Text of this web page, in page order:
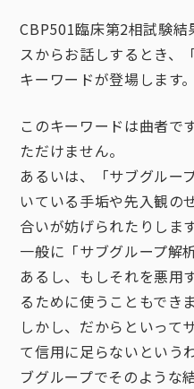
CBP501臨床第2相試験
スからお話しするとき、
キーワードが登場します。
このキーワードは曲者で
ただけません。
あるいは、「サブグルー
いている手垢や先入観の
合いが妨げられたりします
一般に「サブグループ解
あるし、もしそれを悪用
るために使うこともできま
しかし、だからといって
て信用に足らないという
ブグループでそのような